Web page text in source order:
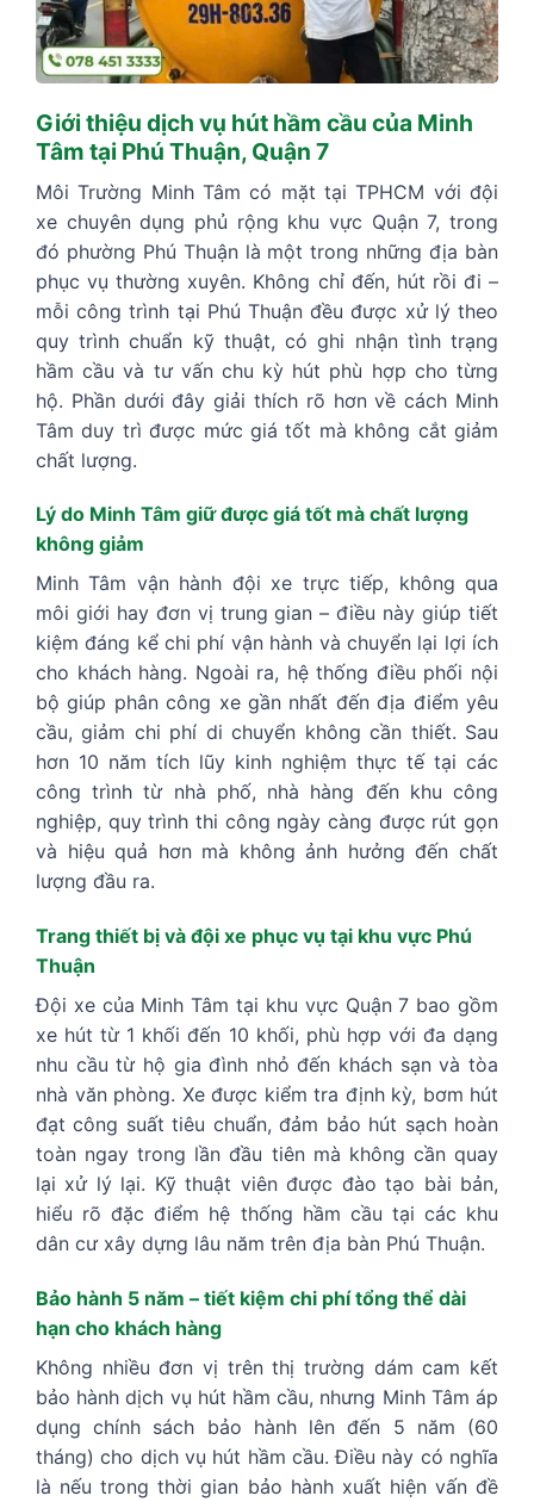
Giới thiệu dịch vụ hút hầm cầu của Minh
Tâm tại Phú Thuận, Quận 7
Môi Trường Minh Tâm có mặt tại TPHCM với đội
xe chuyên dụng phủ rộng khu vực Quận 7, trong
đó phường Phú Thuận là một trong những địa bàn
phục vụ thường xuyên. Không chỉ đến, hút rồi đi –
mỗi công trình tại Phú Thuận đều được xử lý theo
quy trình chuẩn kỹ thuật, có ghi nhận tình trạng
hầm cầu và tư vấn chu kỳ hút phù hợp cho từng
hộ. Phần dưới đây giải thích rõ hơn về cách Minh
Tâm duy trì được mức giá tốt mà không cắt giảm
chất lượng.
Lý do Minh Tâm giữ được giá tốt mà chất lượng
không giảm
Minh Tâm vận hành đội xe trực tiếp, không qua
môi giới hay đơn vị trung gian – điều này giúp tiết
kiệm đáng kể chi phí vận hành và chuyển lại lợi ích
cho khách hàng. Ngoài ra, hệ thống điều phối nội
bộ giúp phân công xe gần nhất đến địa điểm yêu
cầu, giảm chi phí di chuyển không cần thiết. Sau
hơn 10 năm tích lũy kinh nghiệm thực tế tại các
công trình từ nhà phố, nhà hàng đến khu công
nghiệp, quy trình thi công ngày càng được rút gọn
và hiệu quả hơn mà không ảnh hưởng đến chất
lượng đầu ra.
Trang thiết bị và đội xe phục vụ tại khu vực Phú
Thuận
Đội xe của Minh Tâm tại khu vực Quận 7 bao gồm
xe hút từ 1 khối đến 10 khối, phù hợp với đa dạng
nhu cầu từ hộ gia đình nhỏ đến khách sạn và tòa
nhà văn phòng. Xe được kiểm tra định kỳ, bơm hút
đạt công suất tiêu chuẩn, đảm bảo hút sạch hoàn
toàn ngay trong lần đầu tiên mà không cần quay
lại xử lý lại. Kỹ thuật viên được đào tạo bài bản,
hiểu rõ đặc điểm hệ thống hầm cầu tại các khu
dân cư xây dựng lâu năm trên địa bàn Phú Thuận.
Bảo hành 5 năm – tiết kiệm chi phí tổng thể dài
hạn cho khách hàng
Không nhiều đơn vị trên thị trường dám cam kết
bảo hành dịch vụ hút hầm cầu, nhưng Minh Tâm áp
dụng chính sách bảo hành lên đến 5 năm (60
tháng) cho dịch vụ hút hầm cầu. Điều này có nghĩa
là nếu trong thời gian bảo hành xuất hiện vấn đề